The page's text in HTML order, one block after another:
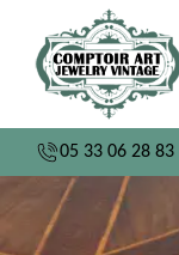
05 33 06 28 83